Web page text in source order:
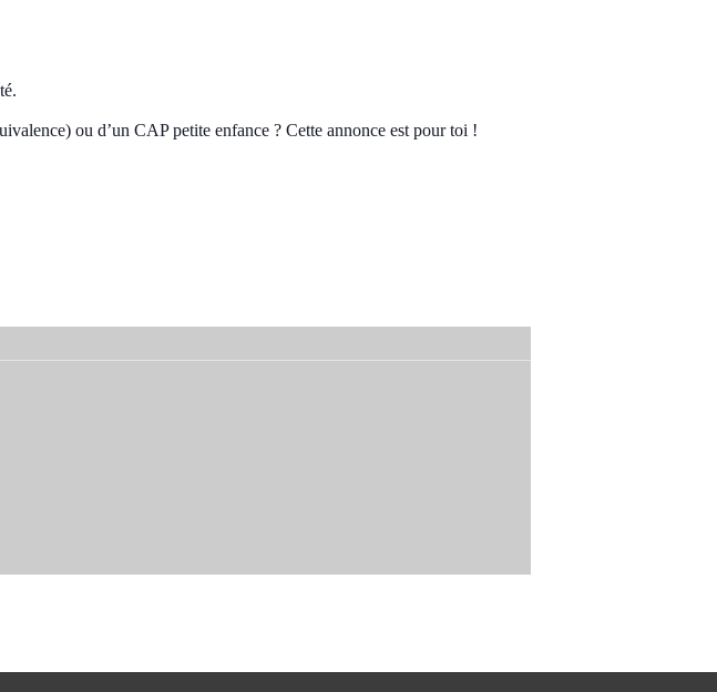
ou d’un CAP petite enfance ? Cette annonce est pour toi !